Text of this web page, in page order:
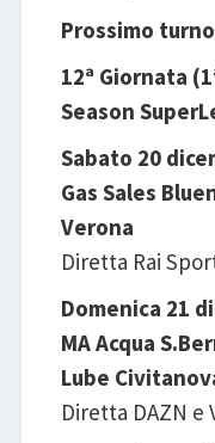
Prossimo turno
12ª Giornata
Season
Sabato 20
Gas Sales
Verona
Diretta Rai
Domenica 21
MA Acqua
Lube
Diretta DAZN e